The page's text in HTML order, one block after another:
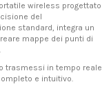
wireless progettato
del
standard, integra un
mappe dei punti di
trasmessi in tempo reale
e intuitivo.